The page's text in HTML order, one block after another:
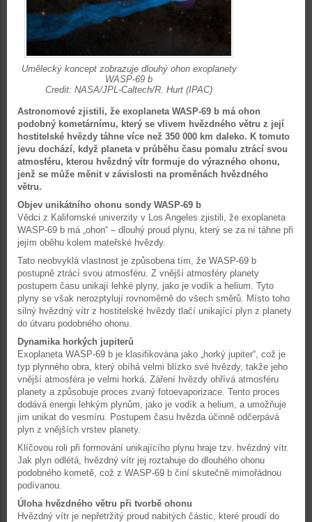
Umělecký koncept zobrazuje dlouhý ohon exoplanety
WASP-69 b
Credit: NASA/JPL-Caltech/R. Hurt (IPAC)
Astronomové zjistili, že exoplaneta WASP-69 b má ohon
podobný kometárnímu, který se vlivem hvězdného větru z její
hostitelské hvězdy táhne více než 350 000 km daleko. K tomuto
jevu dochází, když planeta v průběhu času pomalu ztrácí svou
atmosféru, kterou hvězdný vítr formuje do výrazného ohonu,
jenž se může měnit v závislosti na proměnách hvězdného
větru.
Objev unikátního ohonu sondy WASP-69 b
Vědci z Kalifornské univerzity v Los Angeles zjistili, že exoplaneta
WASP-69 b má „ohon“ – dlouhý proud plynu, který se za ní táhne při
jejím oběhu kolem mateřské hvězdy.
Tato neobvyklá vlastnost je způsobena tím, že WASP-69 b
postupně ztrácí svou atmosféru. Z vnější atmosféry planety
postupem času unikají lehké plyny, jako je vodík a helium. Tyto
plyny se však nerozptylují rovnoměrně do všech směrů. Místo toho
silný hvězdný vítr z hostitelské hvězdy tlačí unikající plyn z planety
do útvaru podobného ohonu.
Dynamika horkých jupiterů
Exoplaneta WASP-69 b je klasifikována jako „horký jupiter“, což je
typ plynného obra, který obíhá velmi blízko své hvězdy, takže jeho
vnější atmosféra je velmi horká. Záření hvězdy ohřívá atmosféru
planety a způsobuje proces zvaný fotoevaporizace. Tento proces
dodává energii lehkým plynům, jako je vodík a helium, a umožňuje
jim unikat do vesmíru. Postupem času hvězda účinně odčerpává
plyn z vnějších vrstev planety.
Klíčovou roli při formování unikajícího plynu hraje tzv. hvězdný vítr.
Jak plyn odlétá, hvězdný vítr jej roztahuje do dlouhého ohonu
podobného kometě, což z WASP-69 b činí skutečně mimořádnou
podívanou.
Úloha hvězdného větru při tvorbě ohonu
Hvězdný vítr je nepřetržitý proud nabitých částic, které proudí do